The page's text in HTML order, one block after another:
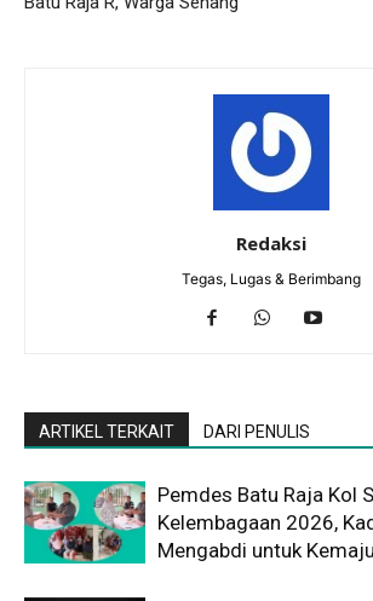
Redaksi
Tegas, Lugas & Berimbang
ARTIKEL TERKAIT DARI PENULIS
Pemdes Batu Raja Kol
Kelembagaan 2026,
Mengabdi untuk